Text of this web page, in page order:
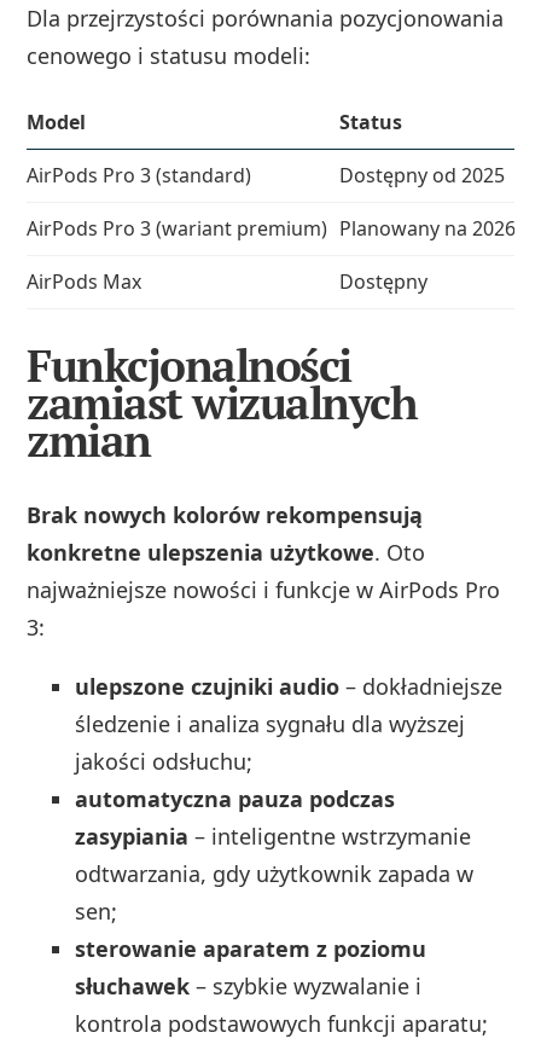
Dla przejrzystości porównania pozycjonowania
cenowego i statusu modeli:
Model Status
AirPods Pro 3 (standard)
Dostępny od 2025
AirPods Pro 3 (wariant premium) Planowany na 2026
AirPods Max
Dostępny
Funkcjonalności
zamiast wizualnych
zmian
Brak nowych kolorów rekompensują
konkretne ulepszenia użytkowe. Oto
najważniejsze nowości i funkcje w AirPods Pro
3:
ulepszone czujniki audio – dokładniejsze
śledzenie i analiza sygnału dla wyższej
jakości odsłuchu;
automatyczna pauza podczas
zasypiania – inteligentne wstrzymanie
odtwarzania, gdy użytkownik zapada w
sen;
sterowanie aparatem z poziomu
słuchawek – szybkie wyzwalanie i
kontrola podstawowych funkcji aparatu;